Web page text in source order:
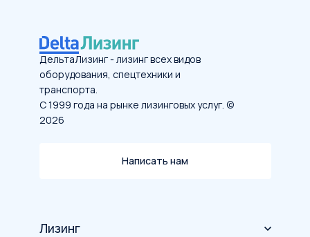
ДельтаЛизинг - лизинг всех видов
оборудования, спецтехники и
транспорта.
С 1999 года на рынке лизинговых услуг. ©
2026
Написать нам
Лизинг